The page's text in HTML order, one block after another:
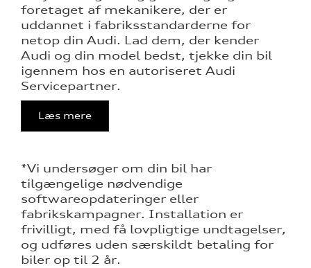
foretaget af mekanikere, der er
uddannet i fabriksstandarderne for
netop din Audi. Lad dem, der kender
Audi og din model bedst, tjekke din bil
igennem hos en autoriseret Audi
Servicepartner.
Læs mere
*Vi undersøger om din bil har
tilgængelige nødvendige
softwareopdateringer eller
fabrikskampagner. Installation er
frivilligt, med få lovpligtige undtagelser,
og udføres uden særskildt betaling for
biler op til 2 år.